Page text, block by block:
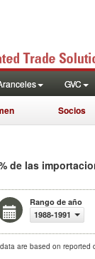
GVC
Socios
de las
Rango de año
1988-1991
are based on